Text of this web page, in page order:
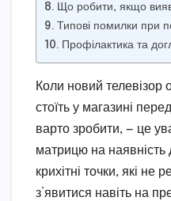
Що робити, якщо
Типові помилки при
Профілактика та
Коли новий телевізор
стоїть у магазині
варто зробити, — це
матрицю на наявність
крихітні точки, які не
з’явитися навіть на